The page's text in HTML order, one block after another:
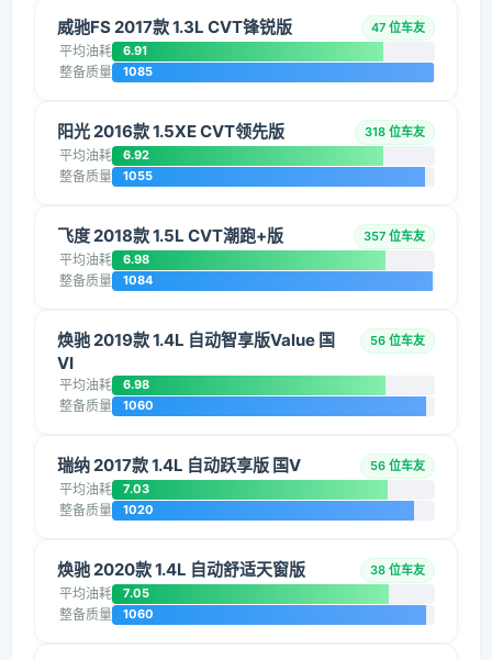
威驰FS 2017款 1.3L CVT锋锐版 47 位车友
平均油耗 6.91
整备质量 1085
阳光 2016款 1.5XE CVT领先版 318 位车友
平均油耗 6.92
整备质量 1055
飞度 2018款 1.5L CVT潮跑+版 357 位车友
平均油耗 6.98
整备质量 1084
焕驰 2019款 1.4L 自动智享版Value 国
VI
56 位车友
平均油耗 6.98
整备质量 1060
瑞纳 2017款 1.4L 自动跃享版 国V 56 位车友
平均油耗 7.03
整备质量 1020
焕驰 2020款 1.4L 自动舒适天窗版 38 位车友
平均油耗 7.05
整备质量 1060